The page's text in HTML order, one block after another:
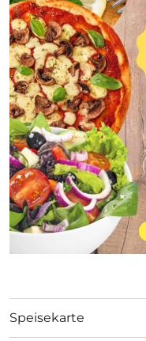
Speisekarte